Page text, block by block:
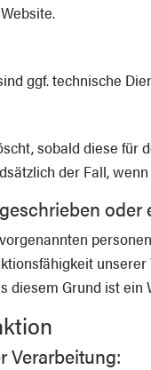
ggf. technische
sobald diese für
der Fall,
oder
diesem Grund ist
Verarbeitung: